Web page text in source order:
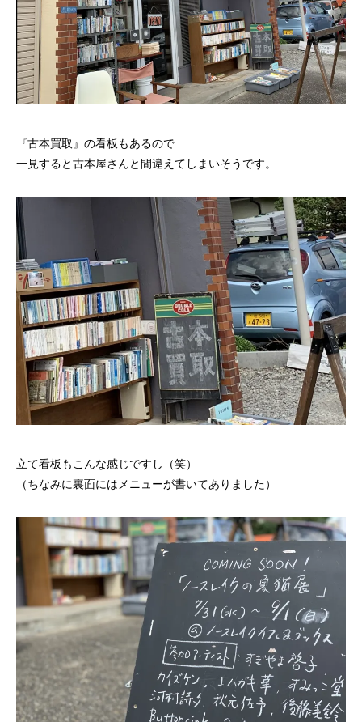
『古本買取』の看板もあるので
一見すると古本屋さんと間違えてしまいそうです。
立て看板もこんな感じですし（笑）
（ちなみに裏面にはメニューが書いてありました）